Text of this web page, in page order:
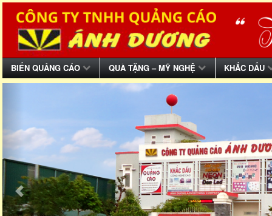
BIỂN QUẢNG CÁO QUÀ TẶNG – MỸ NGHỆ KHẮC DẤU